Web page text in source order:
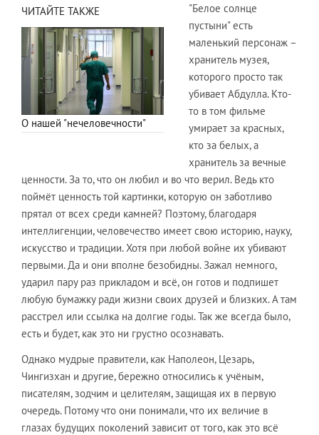
ЧИТАЙТЕ ТАКЖЕ
О нашей "нечеловечности"
"Белое солнце
пустыни" есть
маленький персонаж –
хранитель музея,
которого просто так
убивает Абдулла. Кто-
то в том фильме
умирает за красных,
кто за белых, а
хранитель за вечные
ценности. За то, что он любил и во что верил. Ведь кто
поймёт ценность той картинки, которую он заботливо
прятал от всех среди камней? Поэтому, благодаря
интеллигенции, человечество имеет свою историю, науку,
искусство и традиции. Хотя при любой войне их убивают
первыми. Да и они вполне безобидны. Зажал немного,
ударил пару раз прикладом и всё, он готов и подпишет
любую бумажку ради жизни своих друзей и близких. А там
расстрел или ссылка на долгие годы. Так же всегда было,
есть и будет, как это ни грустно осознавать.
Однако мудрые правители, как Наполеон, Цезарь,
Чингизхан и другие, бережно относились к учёным,
писателям, зодчим и целителям, защищая их в первую
очередь. Потому что они понимали, что их величие в
глазах будущих поколений зависит от того, как это всё